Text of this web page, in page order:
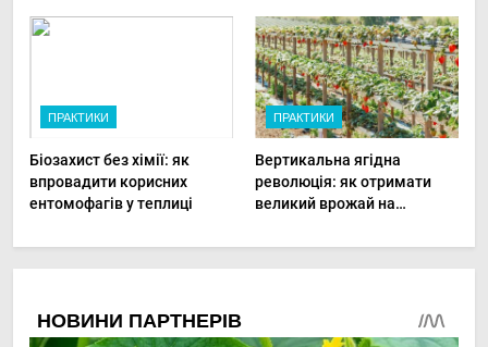
ПРАКТИКИ
Біозахист без хімії: як
впровадити корисних
ентомофагів у теплиці
ПРАКТИКИ
Вертикальна ягідна
революція: як отримати
великий врожай на